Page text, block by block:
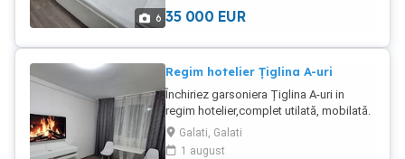
6 35 000 EUR
Regim hotelier Țiglina A-uri
Închiriez garsoniera Țiglina A-uri in
regim hotelier,complet utilată, mobilată.
Pat matrimonial Tv LED Frigider Wi-fi
Mașină de spălat Apartamentul este
Galati, Galati
1 august